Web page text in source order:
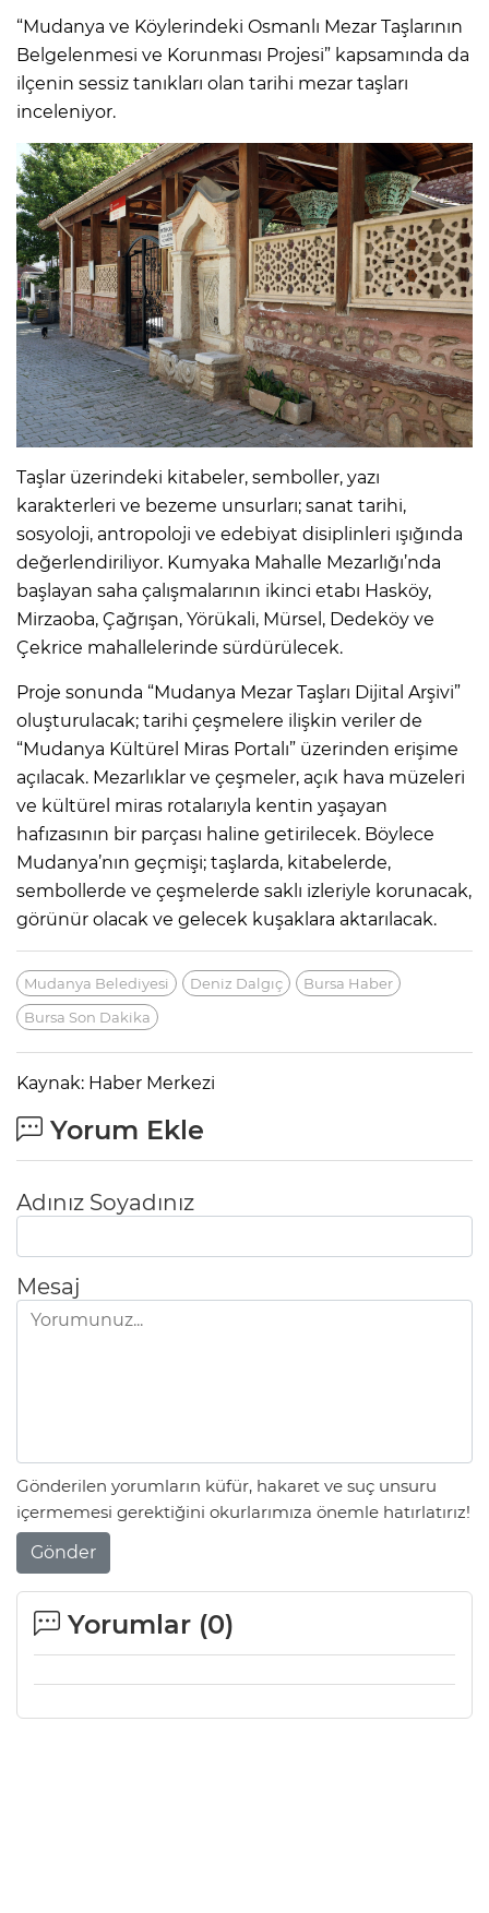
“Mudanya ve Köylerindeki Osmanlı Mezar Taşlarının
Belgelenmesi ve Korunması Projesi” kapsamında da
ilçenin sessiz tanıkları olan tarihi mezar taşları
inceleniyor.
Taşlar üzerindeki kitabeler, semboller, yazı
karakterleri ve bezeme unsurları; sanat tarihi,
sosyoloji, antropoloji ve edebiyat disiplinleri ışığında
değerlendiriliyor. Kumyaka Mahalle Mezarlığı’nda
başlayan saha çalışmalarının ikinci etabı Hasköy,
Mirzaoba, Çağrışan, Yörükali, Mürsel, Dedeköy ve
Çekrice mahallelerinde sürdürülecek.
Proje sonunda “Mudanya Mezar Taşları Dijital Arşivi”
oluşturulacak; tarihi çeşmelere ilişkin veriler de
“Mudanya Kültürel Miras Portalı” üzerinden erişime
açılacak. Mezarlıklar ve çeşmeler, açık hava müzeleri
ve kültürel miras rotalarıyla kentin yaşayan
hafızasının bir parçası haline getirilecek. Böylece
Mudanya’nın geçmişi; taşlarda, kitabelerde,
sembollerde ve çeşmelerde saklı izleriyle korunacak,
görünür olacak ve gelecek kuşaklara aktarılacak.
Mudanya Belediyesi Deniz Dalgıç
Bursa Haber
Bursa Son Dakika
Kaynak: Haber Merkezi
Yorum Ekle
Adınız Soyadınız
Mesaj
Gönderilen yorumların küfür, hakaret ve suç unsuru
içermemesi gerektiğini okurlarımıza önemle hatırlatırız!
Gönder
Yorumlar (0)